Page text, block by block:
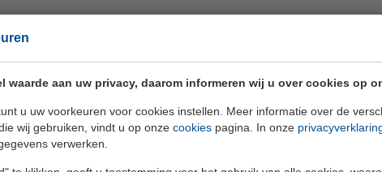
waarde aan uw privacy, daarom informeren wij u over cookies op
u uw voorkeuren voor cookies instellen. Meer informatie over de
wij gebruiken, vindt u op onze cookies pagina. In onze
verwerken.
OPENINGSTIJDEN